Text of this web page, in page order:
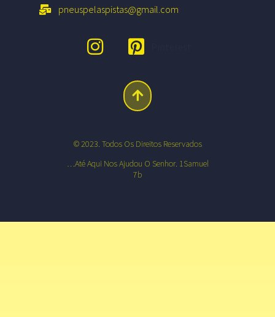
pneuspelaspistas@gmail.com
© 2023. Todos Os Direitos Reservados
…até Aqui Nos Ajudou O Senhor. 1Samuel
7b